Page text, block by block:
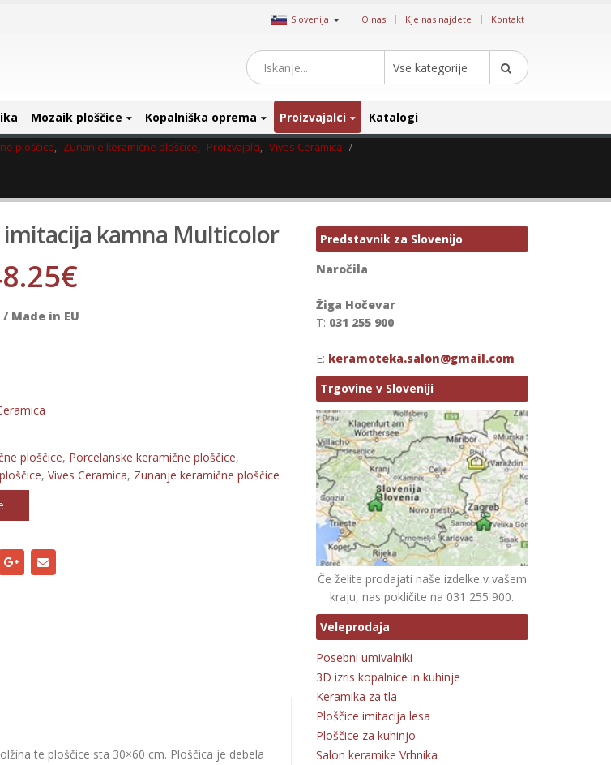
Slovenija | O nas Kje nas najdete Kontakt
Vse kategorije
Mozaik ploščice Kopalniška oprema Proizvajalci Katalogi
ploščice, Zunanje keramične ploščice, Proizvajalci, Vives Ceramica
imitacija kamna Multicolor
€
/ Made in EU
ploščice, Porcelanske keramične ploščice,
, Vives Ceramica, Zunanje keramične ploščice
te ploščice sta 30×60 cm. Ploščica je debela
Predstavnik za Slovenijo
Naročila
Žiga Hočevar
T: 031 255 900
E: keramoteka.salon@gmail.com
Trgovine v Sloveniji
Če želite prodajati naše izdelke v vašem
kraju, nas pokličite na 031 255 900.
Veleprodaja
Posebni umivalniki
3D izris kopalnice in kuhinje
Keramika za tla
Ploščice imitacija lesa
Ploščice za kuhinjo
Salon keramike Vrhnika